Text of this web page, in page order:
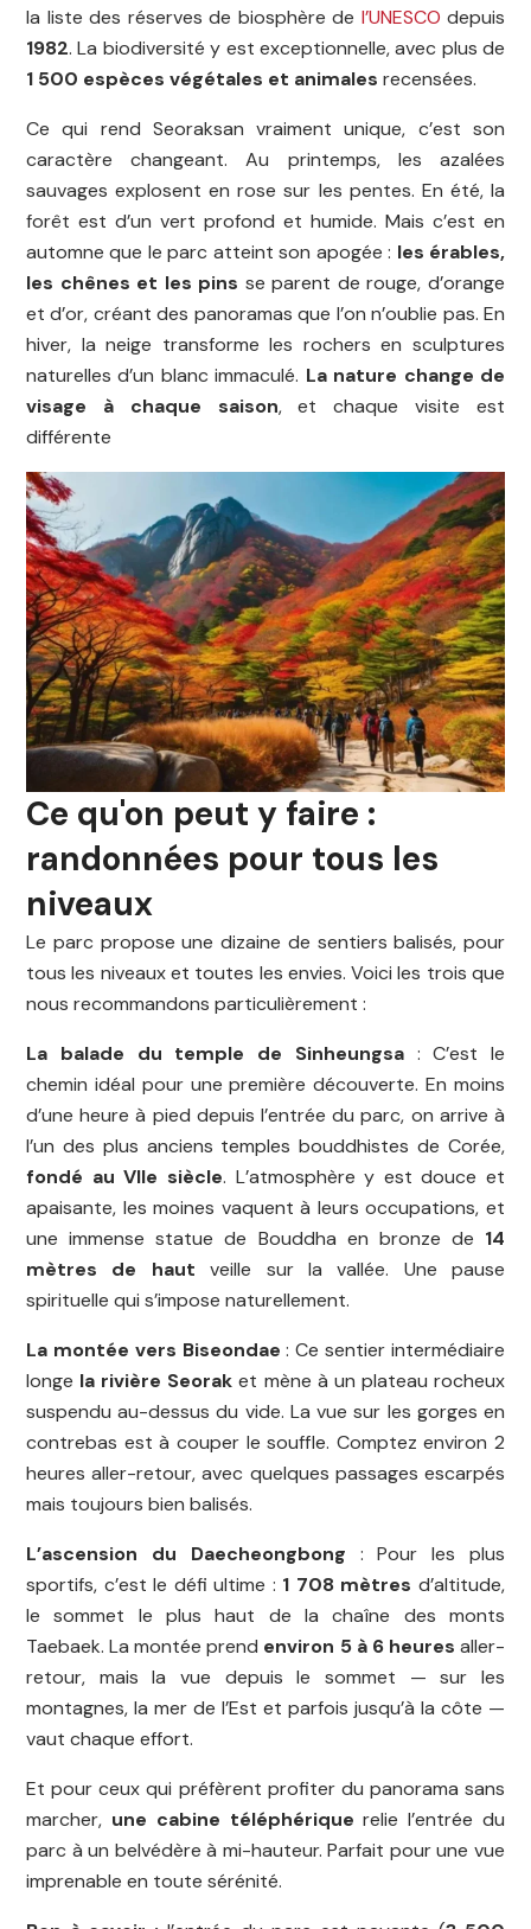
la liste des réserves de biosphère de l’UNESCO depuis
1982. La biodiversité y est exceptionnelle, avec plus de
1 500 espèces végétales et animales recensées.
Ce qui rend Seoraksan vraiment unique, c’est son
caractère changeant. Au printemps, les azalées
sauvages explosent en rose sur les pentes. En été, la
forêt est d’un vert profond et humide. Mais c’est en
automne que le parc atteint son apogée : les érables,
les chênes et les pins se parent de rouge, d’orange
et d’or, créant des panoramas que l’on n’oublie pas. En
hiver, la neige transforme les rochers en sculptures
naturelles d’un blanc immaculé. La nature change de
visage à chaque saison, et chaque visite est
différente
Ce qu'on peut y faire :
randonnées pour tous les
niveaux
Le parc propose une dizaine de sentiers balisés, pour
tous les niveaux et toutes les envies. Voici les trois que
nous recommandons particulièrement :
La balade du temple de Sinheungsa: C’est le
chemin idéal pour une première découverte. En moins
d’une heure à pied depuis l’entrée du parc, on arrive à
l’un des plus anciens temples bouddhistes de Corée,
fondé au VIIe siècle. L’atmosphère y est douce et
apaisante, les moines vaquent à leurs occupations, et
une immense statue de Bouddha en bronze de 14
mètres de haut veille sur la vallée. Une pause
spirituelle qui s’impose naturellement.
La montée vers Biseondae : Ce sentier intermédiaire
longe la rivière Seorak et mène à un plateau rocheux
suspendu au-dessus du vide. La vue sur les gorges en
contrebas est à couper le souffle. Comptez environ 2
heures aller-retour, avec quelques passages escarpés
mais toujours bien balisés.
L’ascension du Daecheongbong : Pour les plus
sportifs, c’est le défi ultime : 1 708 mètres d’altitude,
le sommet le plus haut de la chaîne des monts
Taebaek. La montée prend environ 5 à 6 heures aller-
retour, mais la vue depuis le sommet — sur les
montagnes, la mer de l’Est et parfois jusqu’à la côte —
vaut chaque effort.
Et pour ceux qui préfèrent profiter du panorama sans
marcher, une cabine téléphérique relie l’entrée du
parc à un belvédère à mi-hauteur. Parfait pour une vue
imprenable en toute sérénité.